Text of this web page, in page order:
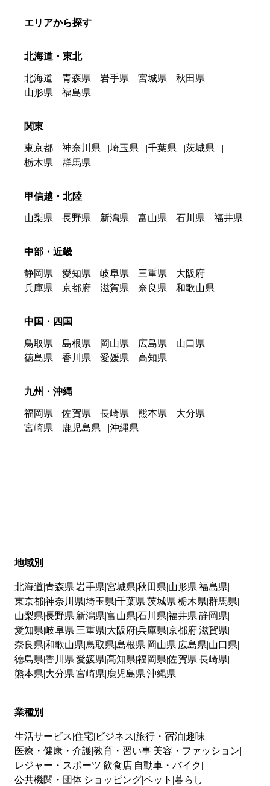
エリアから探す
北海道・東北
北海道 青森県 岩手県 宮城県
秋田県
山形県
福島県
関東
東京都 神奈川県 埼玉県 千葉県
茨城県
栃木県
群馬県
甲信越・北陸
山梨県 長野県 新潟県 富山県 石川県 福井県
中部・近畿
静岡県 愛知県 岐阜県 三重県
大阪府
兵庫県
京都府 滋賀県 奈良県 和歌山県
中国・四国
鳥取県 島根県 岡山県 広島県
山口県
徳島県
香川県 愛媛県 高知県
九州・沖縄
福岡県 佐賀県 長崎県 熊本県
大分県
宮崎県
鹿児島県 沖縄県
地域別
北海道 青森県 岩手県 宮城県 秋田県 山形県 福島県
東京都神奈川県 埼玉県 千葉県 茨城県 栃木県 群馬県
山梨県 長野県 新潟県 富山県 石川県 福井県 静岡県
愛知県 岐阜県 三重県 大阪府兵庫県 京都府滋賀県
奈良県 和歌山県 鳥取県 島根県 岡山県 広島県 山口県
徳島県 香川県 愛媛県 高知県 福岡県 佐賀県 長崎県
熊本県 大分県 宮崎県 鹿児島県 沖縄県
業種別
生活サービス 住宅 ビジネス 旅行・宿泊 趣味
医療・健康・介護教育・習い事 美容・ファッション
レジャー・スポーツ 飲食店 自動車・バイク
公共機関・団体 ショッピングペット 暮らし